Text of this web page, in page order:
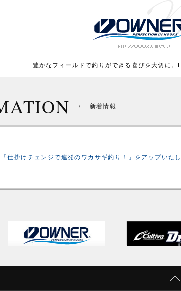
豊かなフィールドで釣りができる喜びを大切
/ 新着情報
「仕掛けチェンジで連発のワカサギ釣り！」をアップいたし